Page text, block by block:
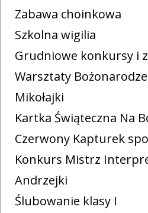
Zabawa choinkowa
Szkolna wigilia
Grudniowe konkursy i
Warsztaty
Mikołajki
Kartka Świąteczna Na
Czerwony Kapturek
Konkurs Mistrz
Andrzejki
Ślubowanie klasy I